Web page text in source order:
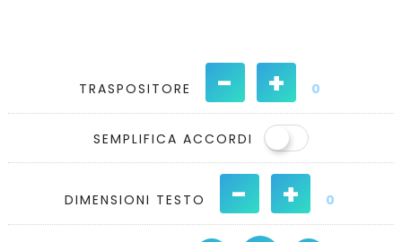
TRASPOSITORE - + 0
SEMPLIFICA ACCORDI
DIMENSIONI TESTO - + 0